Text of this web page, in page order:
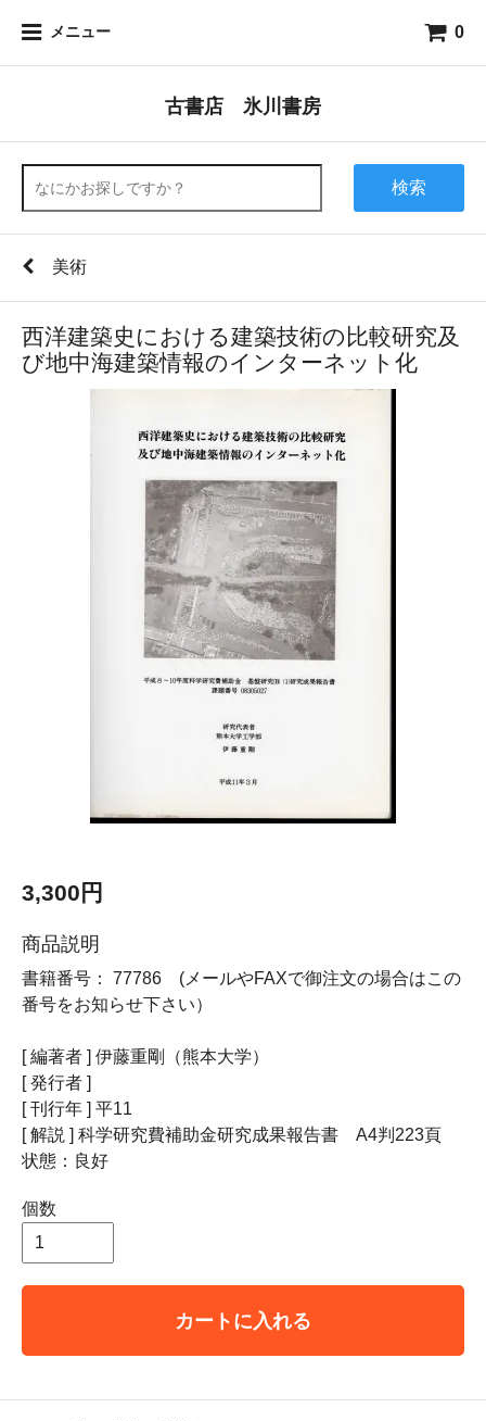
メニュー 0
古書店 氷川書房
検索
美術
西洋建築史における建築技術の比較研究及
び地中海建築情報のインターネット化
3,300円
商品説明
書籍番号： 77786 (メールやFAXで御注文の場合はこの
番号をお知らせ下さい）
[ 編著者 ] 伊藤重剛（熊本大学）
[ 発行者 ]
[ 刊行年 ] 平11
[ 解説 ] 科学研究費補助金研究成果報告書 A4判223頁
状態：良好
個数
カートに入れる